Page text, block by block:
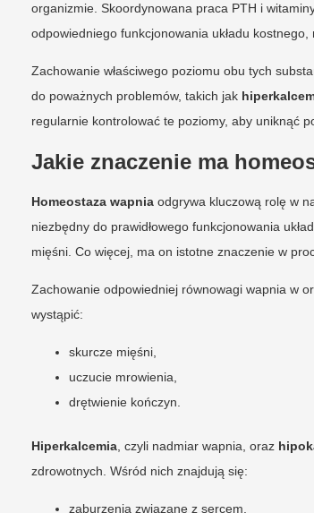
organizmie. Skoordynowana praca PTH i
odpowiedniego funkcjonowania układu kostnego,
Zachowanie właściwego poziomu obu tych
do poważnych problemów, takich jak
regularnie kontrolować te poziomy, aby uniknąć
Jakie znaczenie ma
Homeostaza wapnia odgrywa kluczową rolę w
niezbędny do prawidłowego funkcjonowania
mięśni. Co więcej, ma on istotne znaczenie w
Zachowanie odpowiedniej równowagi wapnia w
wystąpić:
skurcze mięśni,
uczucie mrowienia,
drętwienie kończyn.
Hiperkalcemia , czyli nadmiar wapnia, oraz
zdrowotnych. Wśród nich znajdują się:
zaburzenia związane z sercem,